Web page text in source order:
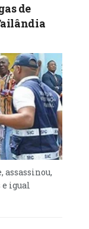
pelos EUA
a Rússia
aéreos na
por
aéreo
na
2022. Esse
principal
vez
de
assassinou,
e igual